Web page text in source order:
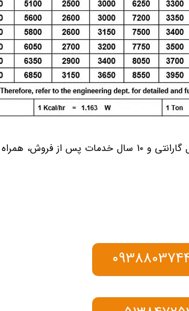
دیگ های تولید شده (دیگ بخار، دیگ آبگرم و دیگ روغن داغ )